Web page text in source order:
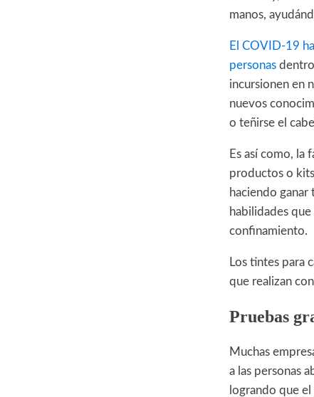
manos,
El COVID-19
personas
incursionen en
nuevos
o teñirse el
Es así como, la
productos o
haciendo ganar
habilidades
confinamiento.
Los tintes para
que realizan
Pruebas
Muchas
a las personas
logrando que